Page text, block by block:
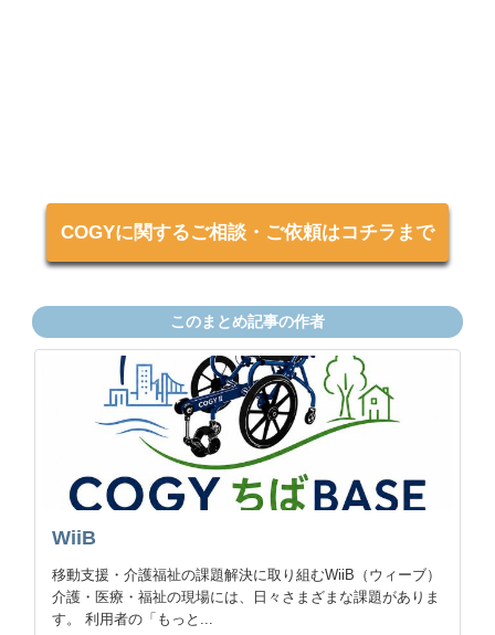
COGYに関するご相談・ご依頼はコチラまで
このまとめ記事の作者
WiiB
移動支援・介護福祉の課題解決に取り組むWiiB（ウィーブ）
介護・医療・福祉の現場には、日々さまざまな課題がありま
す。 利用者の「もっと...